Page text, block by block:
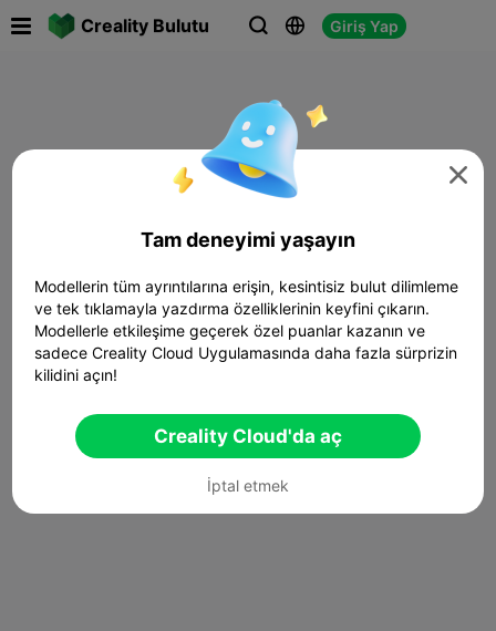
Creality Bulutu   Giriş Yap

Tam deneyimi yaşayın
Modellerin tüm ayrıntılarına erişin, kesintisiz bulut dilimleme
ve tek tıklamayla yazdırma özelliklerinin keyfini çıkarın.
Modellerle etkileşime geçerek özel puanlar kazanın ve
sadece Creality Cloud Uygulamasında daha fazla sürprizin
kilidini açın!
Creality Cloud'da aç
İptal etmek